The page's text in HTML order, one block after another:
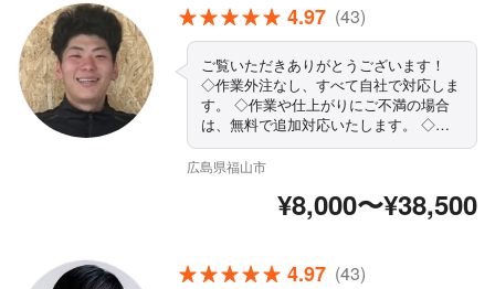
4.97 (43)
ご覧いただきありがとうございます！
◇作業外注なし、すべて自社で対応しま
す。 ◇作業や仕上がりにご不満の場合
は、無料で追加対応いたします。 ◇営
業時間外・対応地域外でもご要望お聞き
します！ ◇駐車代は当店が負担します
広島県福山市
¥8,000〜¥38,500
4.97 (43)